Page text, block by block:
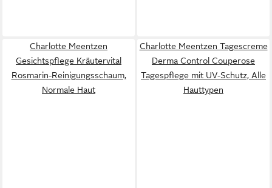
Charlotte Meentzen
Gesichtspflege Kräutervital
Rosmarin-Reinigungsschaum,
Normale Haut
Charlotte Meentzen Tagescreme
Derma Control Couperose
Tagespflege mit UV-Schutz, Alle
Hauttypen